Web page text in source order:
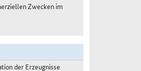
Zwecken im
der Erzeugnisse